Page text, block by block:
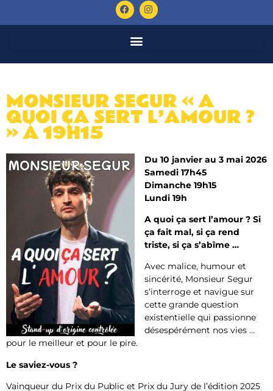
MONSIEUR SEGUR « A
QUOI ÇA SERT L’AMOUR ?
» À 19H15
Du 10 janvier au 3 mai 2026
Samedi 17h45
Dimanche 19h15
Lundi 19h
A quoi ça sert l’amour ? Si
ça fait mal, si ça rend
triste, si ça s’abîme …
Avec malice, humour et
sincérité, Monsieur Segur
s’interroge et navigue sur
cette grande question
existentielle qui passionne
désespérément nos vies …
pour le meilleur et pour le pire.
Le saviez-vous ?
Vainqueur du Prix du Public et Prix du Jury de l’édition 2025